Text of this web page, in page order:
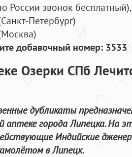
России звонок бесплатный),
Санкт-Петербург)
Москва)
добавочный номер: 3533
Озерки СПб
дубликаты
аптеке города Липецка.
Индийские
в Липецк.